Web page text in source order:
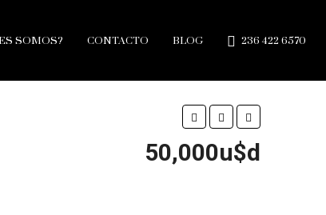
SOMOS? CONTACTO BLOG 236 422 6570
50,000u$d